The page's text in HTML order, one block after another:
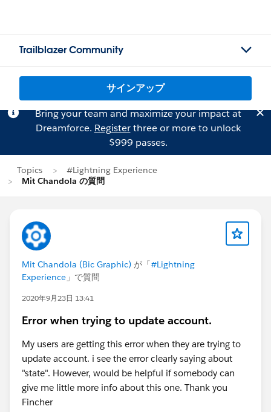
Trailblazer Community
サインアップ
Bring your team and maximize your impact at
Dreamforce. Registerthree or more to unlock
$999 passes.
Topics
#Lightning Experience
Mit Chandola の質問
Mit Chandola (Bic Graphic) が「#Lightning
Experience 」で質問
2020年9月23日 13:41
Error when trying to update account.
My users are getting this error when they are trying to
update account. i see the error clearly saying about
"state". However, would be helpful if somebody can
give me little more info about this one. Thank you
Fincher